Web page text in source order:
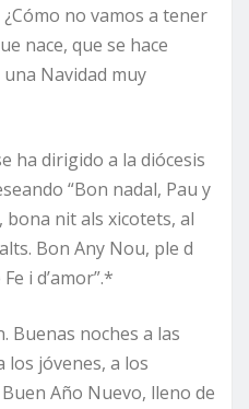
no vamos a tener
nace, que se hace
Navidad muy
ha dirigido a la diócesis
“Bon nadal, Pau y
bona nit als xicotets, al
Bon Any Nou, ple d
i d’amor”.*
Buenas noches a las
los jóvenes, a los
Año Nuevo, lleno de